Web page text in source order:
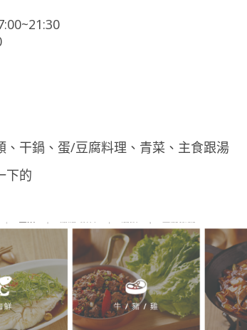
干鍋、蛋/豆腐料理、青菜、主食跟湯
下的